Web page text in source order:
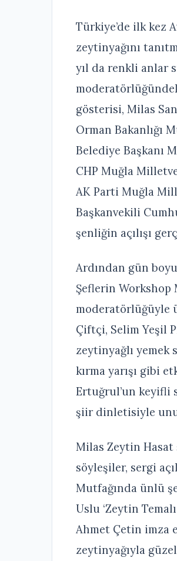
Türkiye’de ilk kez
zeytinyağını
yıl da renkli anlar
gösterisi, Milas
Orman Bakanlığı
Belediye Başkanı
CHP Muğla
AK Parti Muğla
Başkanvekili
şenliğin açılışı
Ardından gün
Şeflerin Workshop
moderatörlüğüyle
Çiftçi, Selim Yeşil
zeytinyağlı yemek
kırma yarışı gibi
Ertuğrul’un keyifli
şiir dinletisiyle
Milas Zeytin
söyleşiler, sergi
Mutfağında ünlü
Uslu ‘Zeytin
Ahmet Çetin imza
zeytinyağıyla